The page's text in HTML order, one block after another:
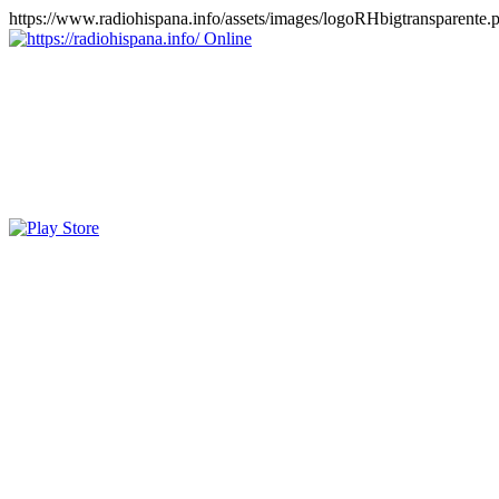
https://www.radiohispana.info/assets/images/
Online